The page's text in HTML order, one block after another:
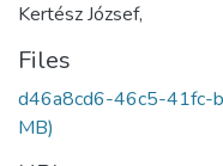
Kertész József,
Files
d46a8cd6-46c5-41fc-
MB)